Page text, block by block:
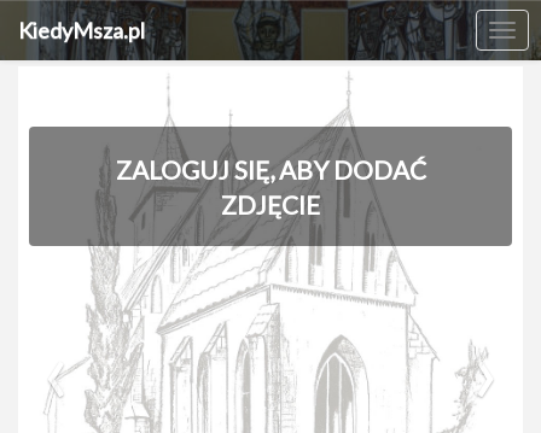
KiedyMsza.pl
ZALOGUJ SIĘ, ABY DODAĆ
ZDJĘCIE
‹ ›